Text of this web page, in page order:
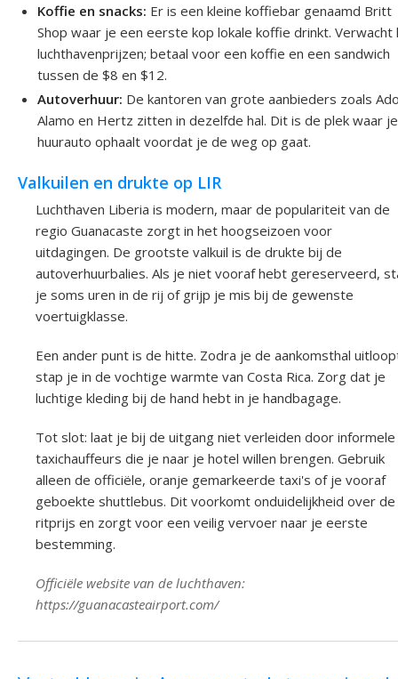
Koffie en snacks: Er is een kleine koffiebar genaamd Britt
Shop waar je een eerste kop lokale koffie drinkt. Verwacht
luchthavenprijzen; betaal voor een koffie en een sandwich
tussen de $8 en $12.
Autoverhuur: De kantoren van grote aanbieders zoals
Alamo en Hertz zitten in dezelfde hal. Dit is de plek waar
huurauto ophaalt voordat je de weg op gaat.
Valkuilen en drukte op LIR
Luchthaven Liberia is modern, maar de populariteit van de
regio Guanacaste zorgt in het hoogseizoen voor
uitdagingen. De grootste valkuil is de drukte bij de
autoverhuurbalies. Als je niet vooraf hebt gereserveerd,
je soms uren in de rij of grijp je mis bij de gewenste
voertuigklasse.
Een ander punt is de hitte. Zodra je de aankomsthal
stap je in de vochtige warmte van Costa Rica. Zorg dat je
luchtige kleding bij de hand hebt in je handbagage.
Tot slot: laat je bij de uitgang niet verleiden door informele
taxichauffeurs die je naar je hotel willen brengen. Gebruik
alleen de officiële, oranje gemarkeerde taxi's of je vooraf
geboekte shuttlebus. Dit voorkomt onduidelijkheid over de
ritprijs en zorgt voor een veilig vervoer naar je eerste
bestemming.
Officiële website van de luchthaven:
https://guanacasteairport.com/